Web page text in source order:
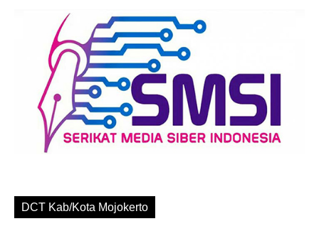
DCT Kab/Kota Mojokerto